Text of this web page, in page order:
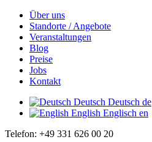
Über uns
Standorte / Angebote
Veranstaltungen
Blog
Preise
Jobs
Kontakt
Deutsch Deutsch de
English Englisch en
Telefon: +49 331 626 00 20